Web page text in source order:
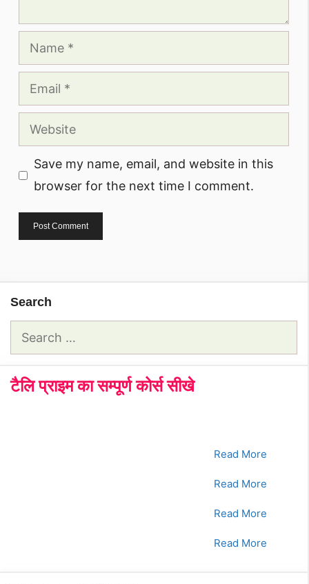
Name
Email
Website
Save my name, email, and website in this
browser for the next time I comment.
Search
Search
टैलि प्राइम का सम्पूर्ण कोर्स सीखे
Read More
Read More
Read More
Read More